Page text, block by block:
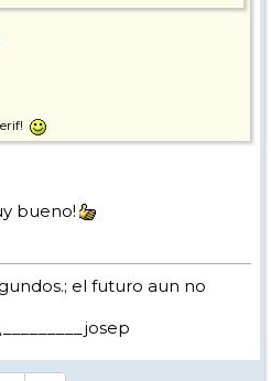
bueno!
el futuro aun no